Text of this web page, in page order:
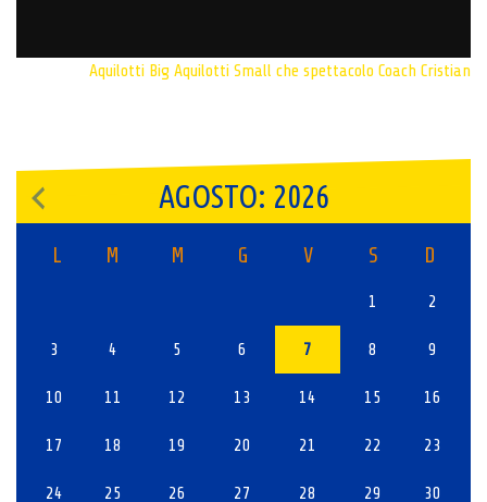
Aquilotti Big Aquilotti Small che spettacolo Coach Cristian
AGOSTO: 2026
L M M G V S D
1 2
3 4 5 6 7 8 9
10 11 12 13 14 15 16
17 18 19 20 21 22 23
24 25 26 27 28 29 30